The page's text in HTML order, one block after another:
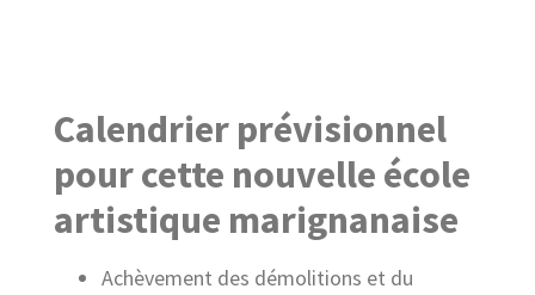
Calendrier prévisionnel
pour cette nouvelle école
artistique marignanaise
Achèvement des démolitions et du